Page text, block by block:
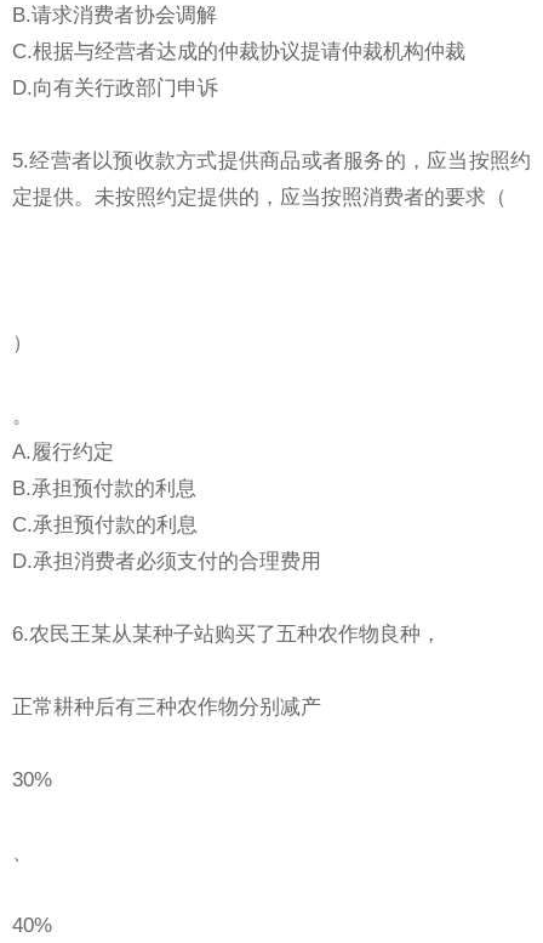
B.请求消费者协会调解
C.根据与经营者达成的仲裁协议提请仲裁机构仲裁
D.向有关行政部门申诉
5.经营者以预收款方式提供商品或者服务的，应当按照约
定提供。未按照约定提供的，应当按照消费者的要求（
）
。
A.履行约定
B.承担预付款的利息
C.承担预付款的利息
D.承担消费者必须支付的合理费用
6.农民王某从某种子站购买了五种农作物良种，
正常耕种后有三种农作物分别减产
30%
40%